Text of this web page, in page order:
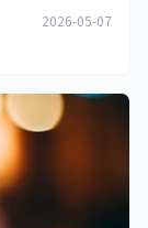
2026-05-07